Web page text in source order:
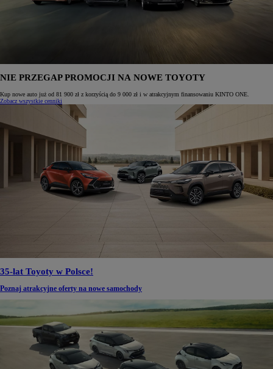
NIE PRZEGAP PROMOCJI NA NOWE TOYOTY
Kup nowe auto już od 81 900 zł z korzyścią do 9 000 zł i w atrakcyjnym finansowaniu KINTO ONE.
Zobacz wszystkie cenniki
35-lat Toyoty w Polsce!
Poznaj atrakcyjne oferty na nowe samochody